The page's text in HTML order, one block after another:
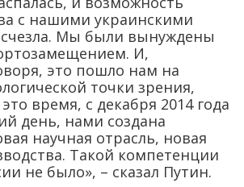
с нашими украинскими
Мы были вынуждены
И,
это пошло нам на
точки зрения,
время, с декабря 2014 года
день, нами создана
научная отрасль, новая
Такой компетенции
не было», – сказал Путин.